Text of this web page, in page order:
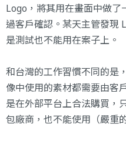
Logo，將其用在畫面中做
過客戶確認。某天主管發現
是測試也不能用在案子上。
和台灣的工作習慣不同的是
像中使用的素材都需要由客
是在外部平台上合法購買，
包廠商，也不能使用（嚴重